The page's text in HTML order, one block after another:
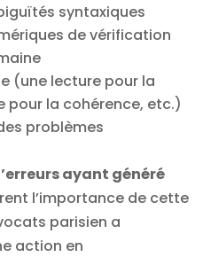
syntaxiques
de vérification
(une lecture pour la
pour la cohérence, etc.)
problèmes
ayant généré
l’importance de cette
parisien a
action en